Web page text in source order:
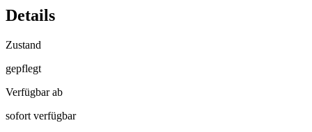
Details
Zustand
gepflegt
Verfügbar ab
sofort verfügbar